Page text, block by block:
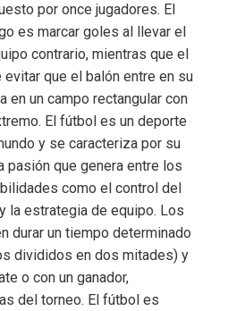
por once jugadores. El
es marcar goles al llevar el
contrario, mientras que el
que el balón entre en su
en un campo rectangular con
El fútbol es un deporte
y se caracteriza por su
pasión que genera entre los
como el control del
la estrategia de equipo. Los
durar un tiempo determinado
divididos en dos mitades) y
o con un ganador,
del torneo. El fútbol es